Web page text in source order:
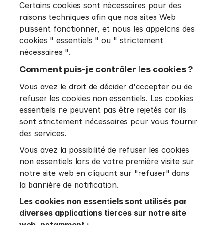
Certains cookies sont nécessaires pour des
raisons techniques afin que nos sites Web
puissent fonctionner, et nous les appelons des
cookies " essentiels " ou " strictement
nécessaires ".
Comment puis-je contrôler les cookies ?
Vous avez le droit de décider d'accepter ou de
refuser les cookies non essentiels. Les cookies
essentiels ne peuvent pas être rejetés car ils
sont strictement nécessaires pour vous fournir
des services.
Vous avez la possibilité de refuser les cookies
non essentiels lors de votre première visite sur
notre site web en cliquant sur "refuser" dans
la bannière de notification.
Les cookies non essentiels sont utilisés par
diverses applications tierces sur notre site